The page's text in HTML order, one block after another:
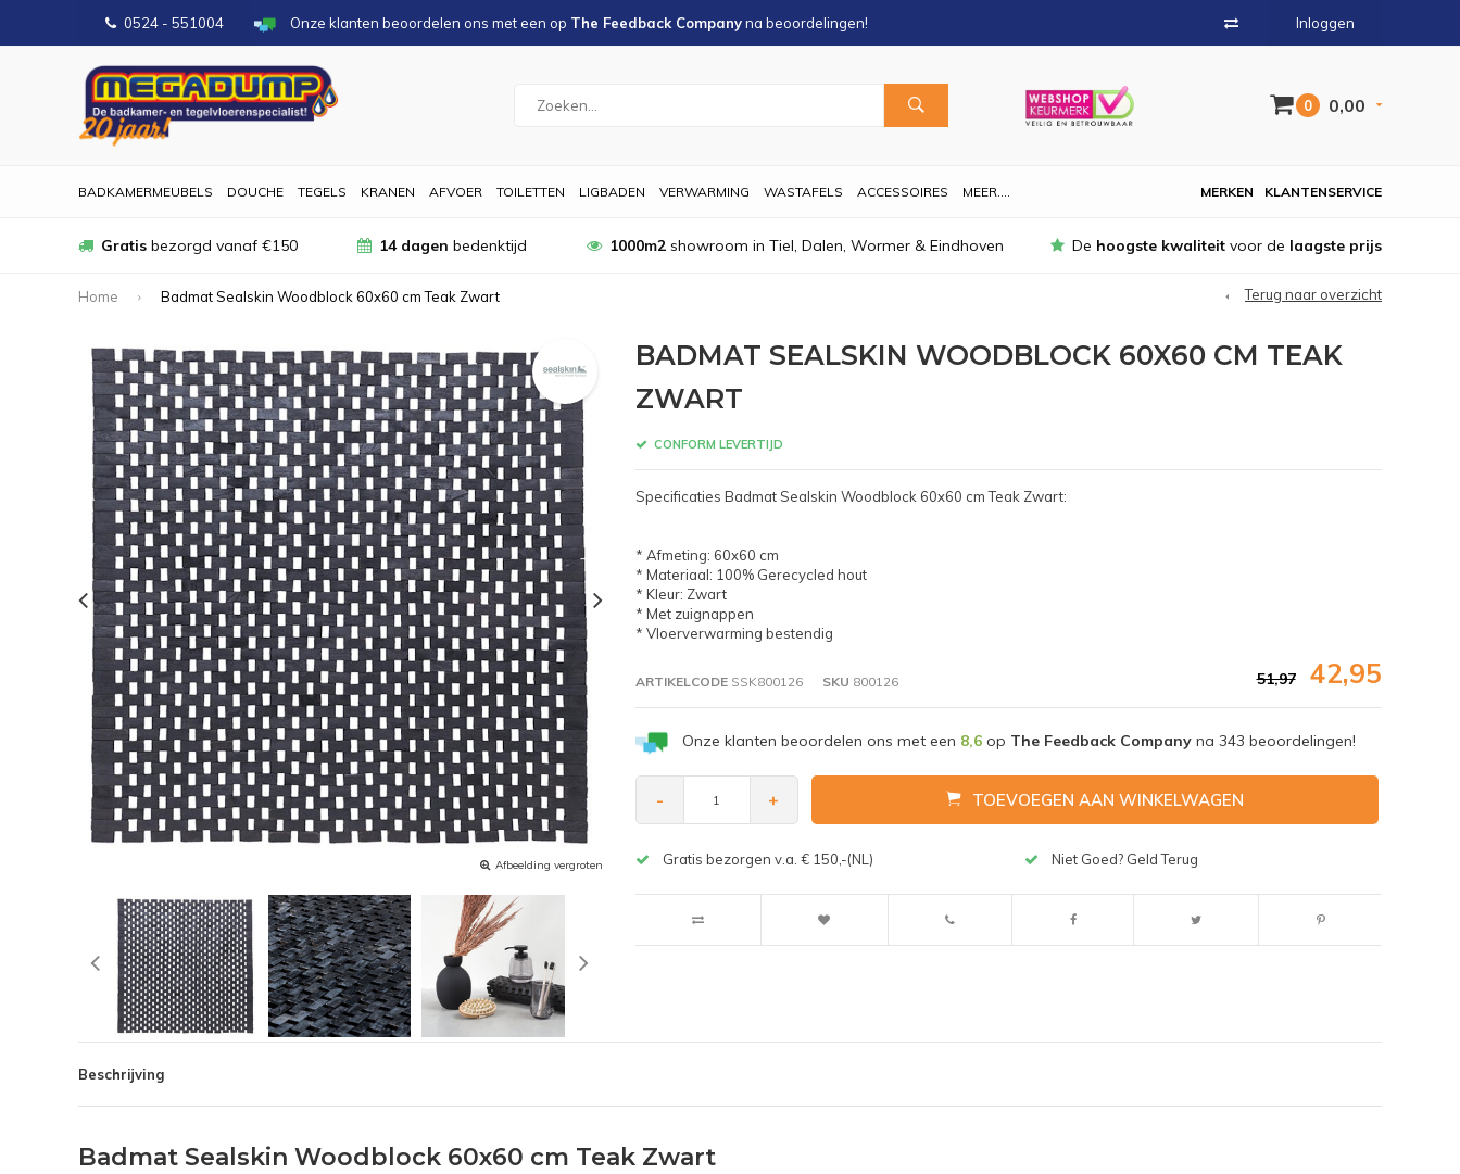
0524 - 551004 Onze klanten beoordelen ons met een op The Feedback Companyna beoordelingen! Inloggen
0 0,00
BADKAMERMEUBELS DOUCHE TEGELS KRANEN AFVOER TOILETTEN LIGBADEN VERWARMING WASTAFELS ACCESSOIRES MEER.... KLANTENSERVICE
MERKEN
Gratis bezorgd vanaf €150 14 dagen bedenktijd 1000m2showroom in Tiel, Dalen, Wormer & Eindhoven De hoogste kwaliteit voor de laagste prijs
Home Badmat Sealskin Woodblock 60x60 cm Teak Zwart Terug naar overzicht
Afbeelding vergroten Afbeelding vergroten
BADMAT SEALSKIN WOODBLOCK 60X60 CM TEAK
ZWART
CONFORM LEVERTIJD
Specificaties Badmat Sealskin Woodblock 60x60 cm Teak Zwart:
* Afmeting: 60x60 cm
* Materiaal: 100% Gerecycled hout
* Kleur: Zwart
* Met zuignappen
* Vloerverwarming bestendig
ARTIKELCODESSK800126 SKU 800126 51,97 42,95
Onze klanten beoordelen ons met een 8,6op The Feedback Companyna 343 beoordelingen!
- + TOEVOEGEN AAN WINKELWAGEN
Gratis bezorgen v.a. € 150,-(NL) Niet Goed? Geld Terug
Beschrijving
Badmat Sealskin Woodblock 60x60 cm Teak Zwart